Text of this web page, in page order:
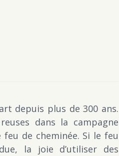
depuis plus de 300 ans.
dans la campagne
de cheminée. Si le feu
la joie d’utiliser des